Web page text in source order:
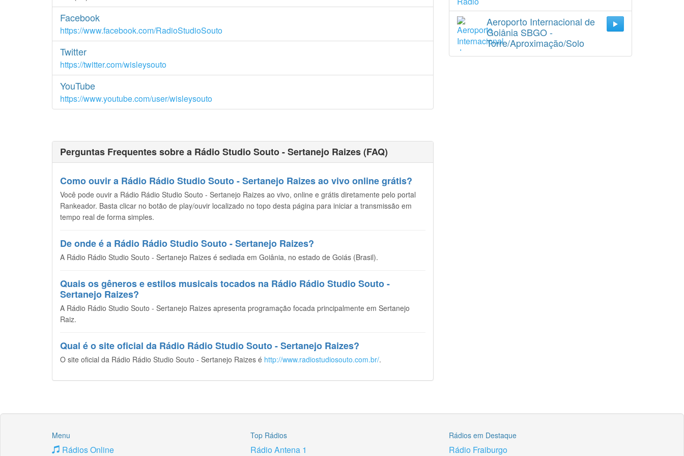
Facebook
https://www.facebook.com/RadioStudioSouto
Twitter
https://twitter.com/wisleysouto
YouTube
https://www.youtube.com/user/wisleysouto
Perguntas Frequentes sobre a Rádio Studio Souto - Sertanejo Raizes (FAQ)
Como ouvir a Rádio Rádio Studio Souto - Sertanejo Raizes ao vivo online grátis?
Você pode ouvir a Rádio Rádio Studio Souto - Sertanejo Raizes ao vivo, online e grátis diretamente pelo portal
Rankeador. Basta clicar no botão de play/ouvir localizado no topo desta página para iniciar a transmissão em
tempo real de forma simples.
De onde é a Rádio Rádio Studio Souto - Sertanejo Raizes?
A Rádio Rádio Studio Souto - Sertanejo Raizes é sediada em Goiânia, no estado de Goiás (Brasil).
Quais os gêneros e estilos musicais tocados na Rádio Rádio Studio Souto -
Sertanejo Raizes?
A Rádio Rádio Studio Souto - Sertanejo Raizes apresenta programação focada principalmente em Sertanejo
Raiz.
Qual é o site oficial da Rádio Rádio Studio Souto - Sertanejo Raizes?
O site oficial da Rádio Rádio Studio Souto - Sertanejo Raizes é http://www.radiostudiosouto.com.br/.
Aeroporto Internacional de
Goiânia SBGO -
Torre/Aproximação/Solo
Menu
Rádios Online
Top Rádios
Rádio Antena 1
Rádios em Destaque
Rádio Fraiburgo